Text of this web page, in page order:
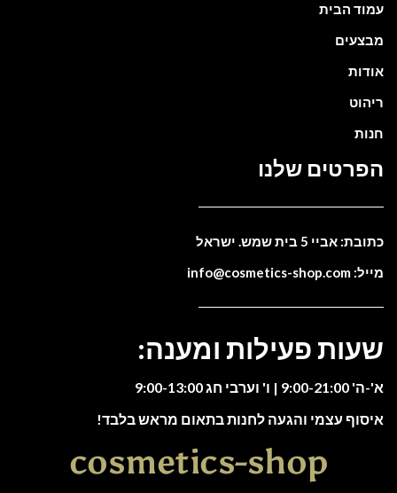
עמוד הבית
מבצעים
אודות
ריהוט
חנות
הפרטים שלנו
כתובת: אביי 5 בית שמש. ישראל
מייל: info@cosmetics-shop.com
שעות פעילות ומענה:
א'-ה' 9:00-21:00 | ו' וערבי חג 9:00-13:00
איסוף עצמי והגעה לחנות בתאום מראש בלבד!
cosmetics-shop